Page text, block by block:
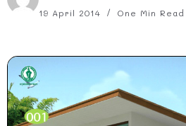
19 April 2014 One Min Read